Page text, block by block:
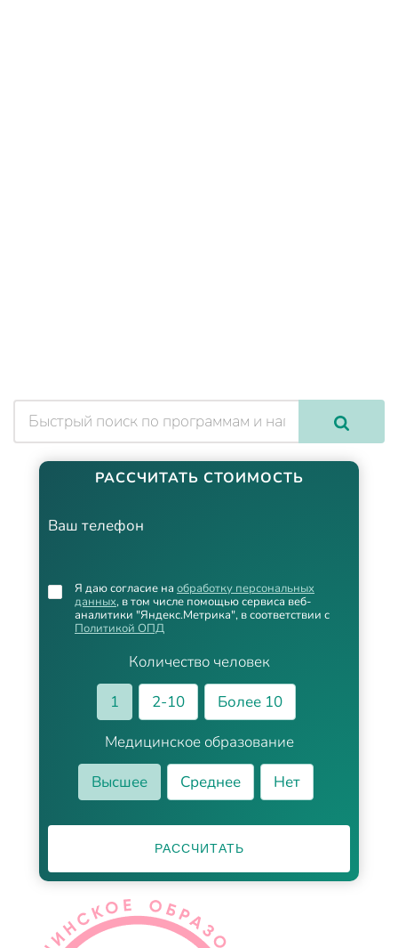
РАССЧИТАТЬ СТОИМОСТЬ
Ваш телефон
Количество человек
1
2-10
Более 10
Медицинское образование
Высшее
Среднее Нет
Я даю согласие на обработку персональных
данных, в том числе помощью сервиса веб-
аналитики "Яндекс.Метрика", в соответствии с
Политикой ОПД
РАССЧИТАТЬ